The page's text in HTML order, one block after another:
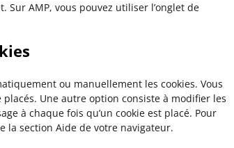
Sur AMP, vous pouvez utiliser l’onglet de
ou manuellement les cookies. Vous
Une autre option consiste à modifier les
à chaque fois qu’un cookie est placé. Pour
la section Aide de votre navigateur.